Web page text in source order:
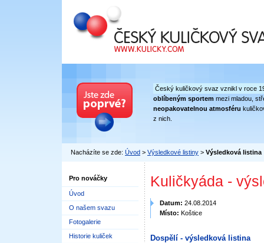
Český kuličkový svaz
Český kuličkový svaz vznikl v roce
oblíbeným sportem mezi mladou,
neopakovatelnou atmosféru
z nich.
Nacházíte se zde: Úvod > Výsledkové listiny > Výsledková listina
Pro nováčky
Úvod
O našem svazu
Fotogalerie
Historie kuliček
Kuličkyáda -
Datum: 24.08.2014
Místo: Koštice
Dospělí - výsledková listina